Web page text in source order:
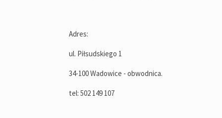
Adres:
ul. Piłsudskiego 1
34-100 Wadowice - obwodnica.
tel: 502 149 107